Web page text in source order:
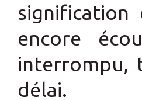
encore
interrompu,
délai.